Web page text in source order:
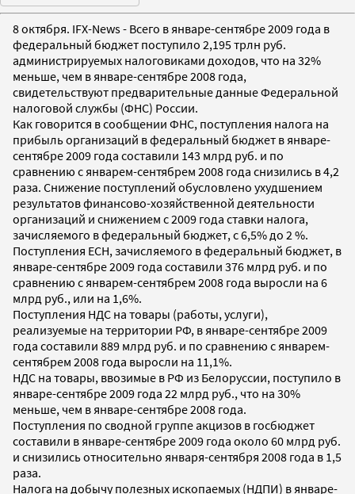
8 октября. IFX-News - Всего в январе-сентябре 2009 года в
федеральный бюджет поступило 2,195 трлн руб.
администрируемых налоговиками доходов, что на 32%
меньше, чем в январе-сентябре 2008 года,
свидетельствуют предварительные данные Федеральной
налоговой службы (ФНС) России.
Как говорится в сообщении ФНС, поступления налога на
прибыль организаций в федеральный бюджет в январе-
сентябре 2009 года составили 143 млрд руб. и по
сравнению с январем-сентябрем 2008 года снизились в 4,2
раза. Снижение поступлений обусловлено ухудшением
результатов финансово-хозяйственной деятельности
организаций и снижением с 2009 года ставки налога,
зачисляемого в федеральный бюджет, с 6,5% до 2 %.
Поступления ЕСН, зачисляемого в федеральный бюджет, в
январе-сентябре 2009 года составили 376 млрд руб. и по
сравнению с январем-сентябрем 2008 года выросли на 6
млрд руб., или на 1,6%.
Поступления НДС на товары (работы, услуги),
реализуемые на территории РФ, в январе-сентябре 2009
года составили 889 млрд руб. и по сравнению с январем-
сентябрем 2008 года выросли на 11,1%.
НДС на товары, ввозимые в РФ из Белоруссии, поступило в
январе-сентябре 2009 года 22 млрд руб., что на 30%
меньше, чем в январе-сентябре 2008 года.
Поступления по сводной группе акцизов в госбюджет
составили в январе-сентябре 2009 года около 60 млрд руб.
и снизились относительно января-сентября 2008 года в 1,5
раза.
Налога на добычу полезных ископаемых (НДПИ) в январе-